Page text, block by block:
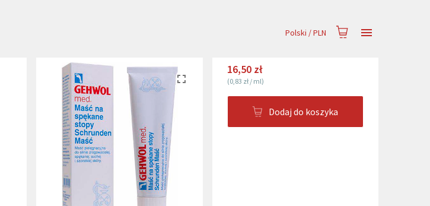
Polski /PLN
16,50 zł
(0,83 zł/ ml)
Dodaj do koszyka